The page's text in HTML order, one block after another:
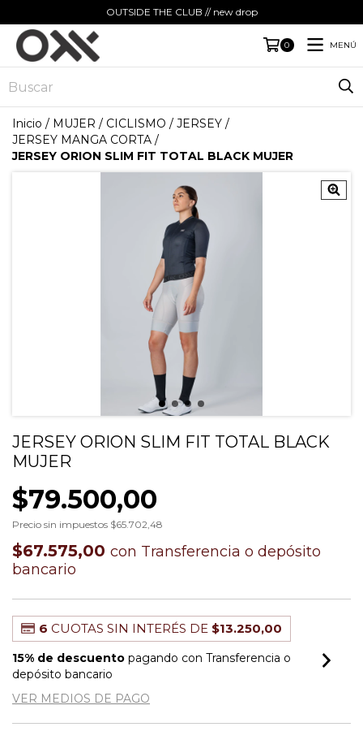
OUTSIDE THE CLUB // new drop
0 MENÚ
Inicio / MUJER / CICLISMO / JERSEY /
JERSEY MANGA CORTA /
JERSEY ORION SLIM FIT TOTAL BLACK MUJER
JERSEY ORION SLIM FIT TOTAL BLACK
MUJER
$79.500,00
Precio sin impuestos $65.702,48
$67.575,00 con Transferencia o depósito
bancario
6 CUOTAS SIN INTERÉS DE $13.250,00
15% de descuento pagando con Transferencia o
depósito bancario
VER MEDIOS DE PAGO